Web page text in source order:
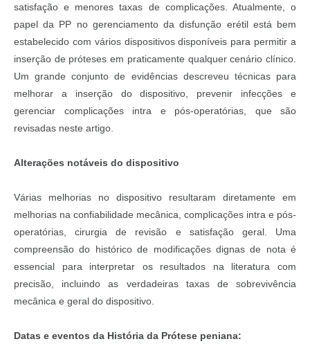
satisfação e menores taxas de complicações. Atualmente, o
papel da PP no gerenciamento da disfunção erétil está bem
estabelecido com vários dispositivos disponíveis para permitir a
inserção de próteses em praticamente qualquer cenário clínico.
Um grande conjunto de evidências descreveu técnicas para
melhorar a inserção do dispositivo, prevenir infecções e
gerenciar complicações intra e pós-operatórias, que são
revisadas neste artigo.
Alterações notáveis do dispositivo
Várias melhorias no dispositivo resultaram diretamente em
melhorias na confiabilidade mecânica, complicações intra e pós-
operatórias, cirurgia de revisão e satisfação geral. Uma
compreensão do histórico de modificações dignas de nota é
essencial para interpretar os resultados na literatura com
precisão, incluindo as verdadeiras taxas de sobrevivência
mecânica e geral do dispositivo.
Datas e eventos da História da Prótese peniana: